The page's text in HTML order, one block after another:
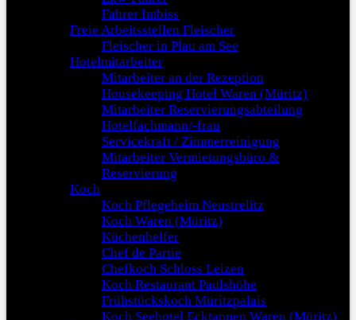
Fahrer Imbiss
Freie Arbeitsstellen Fleischer
Fleischer in Plau am See
Hotelmitarbeiter
Mitarbeiter an der Rezeption
Housekeeping Hotel Waren (Müritz)
Mitarbeiter Reservierungsabteilung
Hotelfachmann/-frau
Servicekraft / Zimmerreinigung
Mitarbeiter Vermietungsbüro &
Reservierung
Koch
Koch Pflegeheim Neustrelitz
Koch Waren (Müritz)
Küchenhelfer
Chef de Partie
Chefkoch Schloss Leizen
Koch Restaurant Paulshöhe
Frühstückskoch Müritzpalais
Koch Seehotel Ecktannen Waren (Müritz)